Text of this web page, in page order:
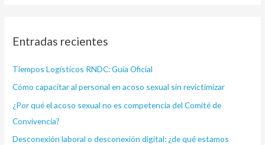
a
p
o
r
:
Entradas recientes
Tiempos Logísticos RNDC: Guía Oficial
Cómo capacitar al personal en acoso sexual sin revictimizar
¿Por qué el acoso sexual no es competencia del Comité de
Convivencia?
Desconexión laboral o desconexión digital: ¿de qué estamos